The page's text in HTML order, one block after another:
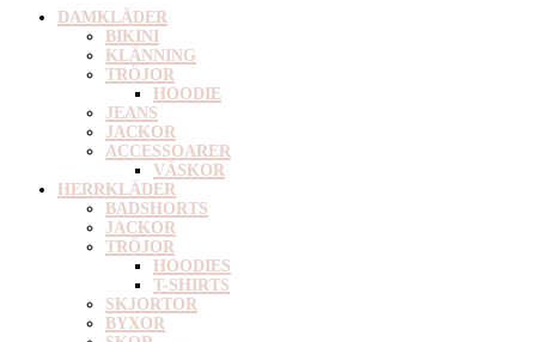
DAMKLÄDER
BIKINI
KLÄNNING
TRÖJOR
HOODIE
JEANS
JACKOR
ACCESSOARER
VÄSKOR
HERRKLÄDER
BADSHORTS
JACKOR
TRÖJOR
HOODIES
T-SHIRTS
SKJORTOR
BYXOR